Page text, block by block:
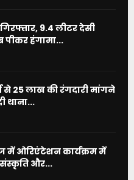
9.4 लीटर देसी
पीकर हंगामा...
से 25 लाख की रंगदारी मांगने
थाना...
में ओरिएंटेशन कार्यक्रम में
संस्कृति और...